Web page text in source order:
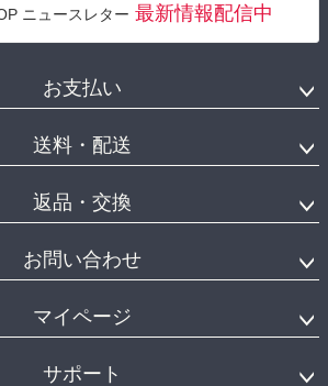
ニュースレター 最新情報配信中
お支払い
送料・配送
返品・交換
お問い合わせ
マイページ
サポート